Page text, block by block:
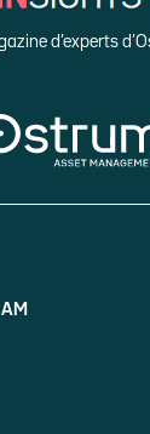
d’experts